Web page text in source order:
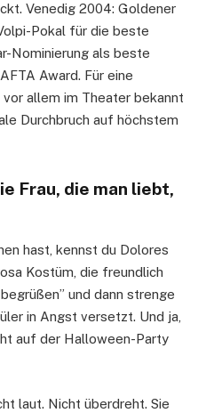
Venedig 2004: Goldener
Pokal für die beste
Nominierung als beste
Award. Für eine
vor allem im Theater bekannt
Durchbruch auf höchstem
Frau, die man liebt,
hast, kennst du Dolores
Kostüm, die freundlich
und dann strenge
in Angst versetzt. Und ja,
auf der Halloween-Party
laut. Nicht überdreht. Sie